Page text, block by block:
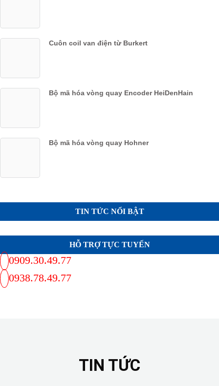
Cuôn coil van điện từ Burkert
Bộ mã hóa vòng quay Encoder HeiDenHain
Bộ mã hóa vòng quay Hohner
TIN TỨC NỔI BẬT
HỖ TRỢ TỰC TUYẾN
0909.30.49.77
0938.78.49.77
TIN TỨC